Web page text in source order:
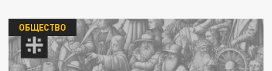
ОБЩЕСТВО